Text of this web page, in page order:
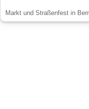
Markt und Straßenfest in